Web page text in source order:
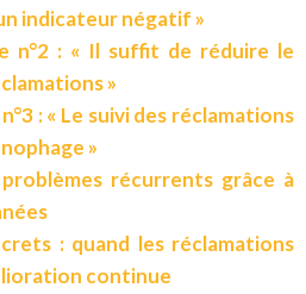
indicateur négatif »
n°2 : « Il suffit de réduire le
»
: « Le suivi des réclamations
»
récurrents grâce à
: quand les réclamations
continue